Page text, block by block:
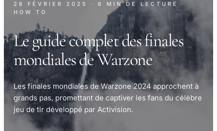
28 FÉVRIER 2025 · 6 MIN DE LECTURE
·
HOW TO
Le guide complet des finales
mondiales de Warzone
Les finales mondiales de Warzone 2024 approchent à
grands pas, promettant de captiver les fans du célèbre
jeu de tir développé par Activision.